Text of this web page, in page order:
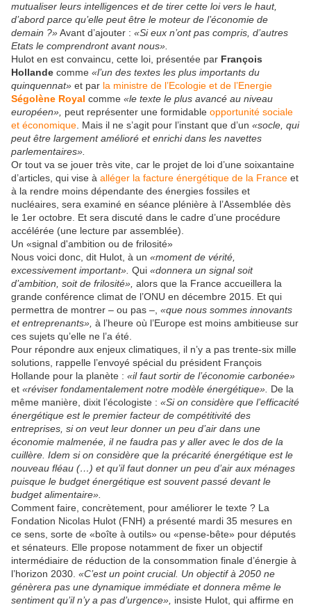
mutualiser leurs intelligences et de tirer cette loi vers le haut,
d’abord parce qu’elle peut être le moteur de l’économie de
demain ?»Avant d’ajouter : «Si eux n’ont pas compris, d’autres
Etats le comprendront avant nous».
Hulot en est convaincu, cette loi, présentée par François
Hollande comme «l’un des textes les plus importants du
quinquennat» et par la ministre de l’Ecologie et de l’Energie
Ségolène Royal comme «le texte le plus avancé au niveau
européen», peut représenter une formidable opportunité sociale
et économique . Mais il ne s’agit pour l’instant que d’un «socle, qui
peut être largement amélioré et enrichi dans les navettes
parlementaires».
Or tout va se jouer très vite, car le projet de loi d’une soixantaine
d’articles, qui vise à alléger la facture énergétique de la France et
à la rendre moins dépendante des énergies fossiles et
nucléaires, sera examiné en séance plénière à l’Assemblée dès
le 1er octobre. Et sera discuté dans le cadre d’une procédure
accélérée (une lecture par assemblée).
Un «signal d'ambition ou de frilosité»
Nous voici donc, dit Hulot, à un «moment de vérité,
excessivement important». Qui «donnera un signal soit
d’ambition, soit de frilosité», alors que la France accueillera la
grande conférence climat de l’ONU en décembre 2015. Et qui
permettra de montrer – ou pas –, «que nous sommes innovants
et entreprenants», à l’heure où l’Europe est moins ambitieuse sur
ces sujets qu’elle ne l’a été.
Pour répondre aux enjeux climatiques, il n’y a pas trente-six mille
solutions, rappelle l’envoyé spécial du président François
Hollande pour la planète : «il faut sortir de l’économie carbonée»
et «réviser fondamentalement notre modèle énergétique». De la
même manière, dixit l’écologiste : «Si on considère que l’efficacité
énergétique est le premier facteur de compétitivité des
entreprises, si on veut leur donner un peu d’air dans une
économie malmenée, il ne faudra pas y aller avec le dos de la
cuillère. Idem si on considère que la précarité énergétique est le
nouveau fléau (…) et qu’il faut donner un peu d’air aux ménages
puisque le budget énergétique est souvent passé devant le
budget alimentaire».
Comment faire, concrètement, pour améliorer le texte ? La
Fondation Nicolas Hulot (FNH) a présenté mardi 35 mesures en
ce sens, sorte de «boîte à outils» ou «pense-bête» pour députés
et sénateurs. Elle propose notamment de fixer un objectif
intermédiaire de réduction de la consommation finale d’énergie à
l’horizon 2030. «C’est un point crucial. Un objectif à 2050 ne
génèrera pas une dynamique immédiate et donnera même le
sentiment qu’il n’y a pas d’urgence», insiste Hulot, qui affirme en